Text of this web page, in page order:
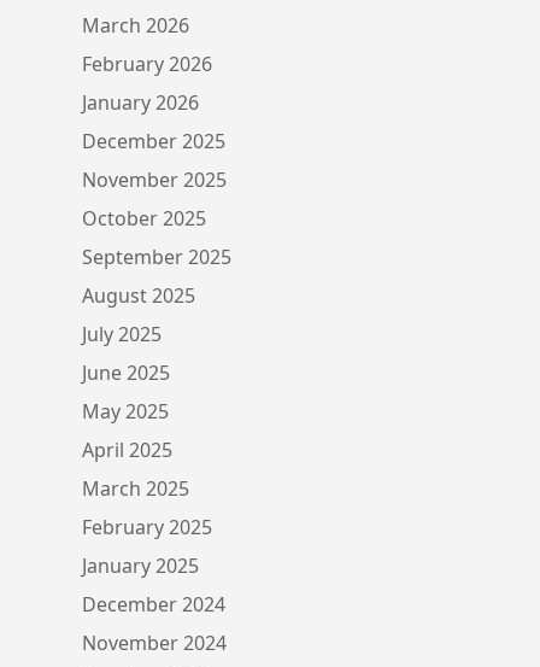
March 2026
February 2026
January 2026
December 2025
November 2025
October 2025
September 2025
August 2025
July 2025
June 2025
May 2025
April 2025
March 2025
February 2025
January 2025
December 2024
November 2024